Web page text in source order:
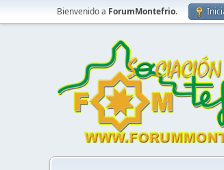
Bienvenido a ForumMontefrio.